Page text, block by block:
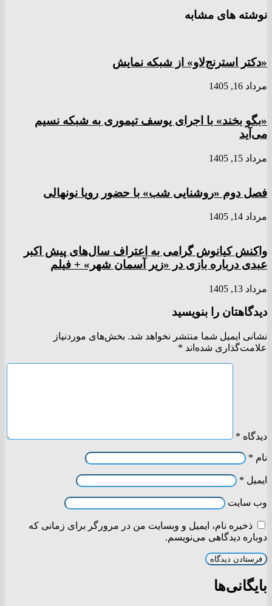
نوشته های مشابه
«دکتر استرنج‌لاو» از شبکه نمایش
مرداد 16, 1405
«بگو بخند» با اجرای یوسف تیموری به شبکه نسیم
می‌آید
مرداد 15, 1405
فصل دوم «روشنایی شب» با حضور رویا نونهالی
مرداد 14, 1405
واکنش کیانوش گرامی به اعتراف سال‌های پیش اکبر
عبدی درباره بازی در «زیر آسمان شهر» + فیلم
مرداد 13, 1405
دیدگاهتان را بنویسید
نشانی ایمیل شما منتشر نخواهد شد. بخش‌های موردنیاز
علامت‌گذاری شده‌اند *
دیدگاه *
نام *
ایمیل *
وب‌ سایت
ذخیره نام، ایمیل و وبسایت من در مرورگر برای زمانی که
دوباره دیدگاهی می‌نویسم.
بایگانی‌ها